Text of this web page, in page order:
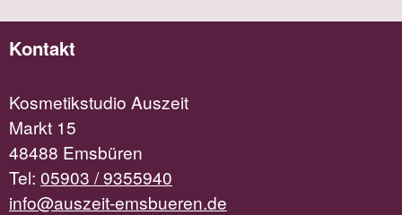
Kontakt
Kosmetikstudio Auszeit
Markt 15
48488 Emsbüren
Tel: 05903 / 9355940
info@auszeit-emsbueren.de